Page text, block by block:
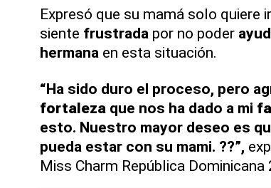
Expresó que su mamá solo quiere
siente frustrada por no poder
hermana en esta situación.
“Ha sido duro el proceso, pero
fortaleza que nos ha dado a mi
esto. Nuestro mayor deseo es
pueda estar con su mami. ??”,
Miss Charm República Dominicana